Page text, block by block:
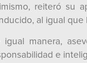
reiteró su
al igual
igual manera,
e